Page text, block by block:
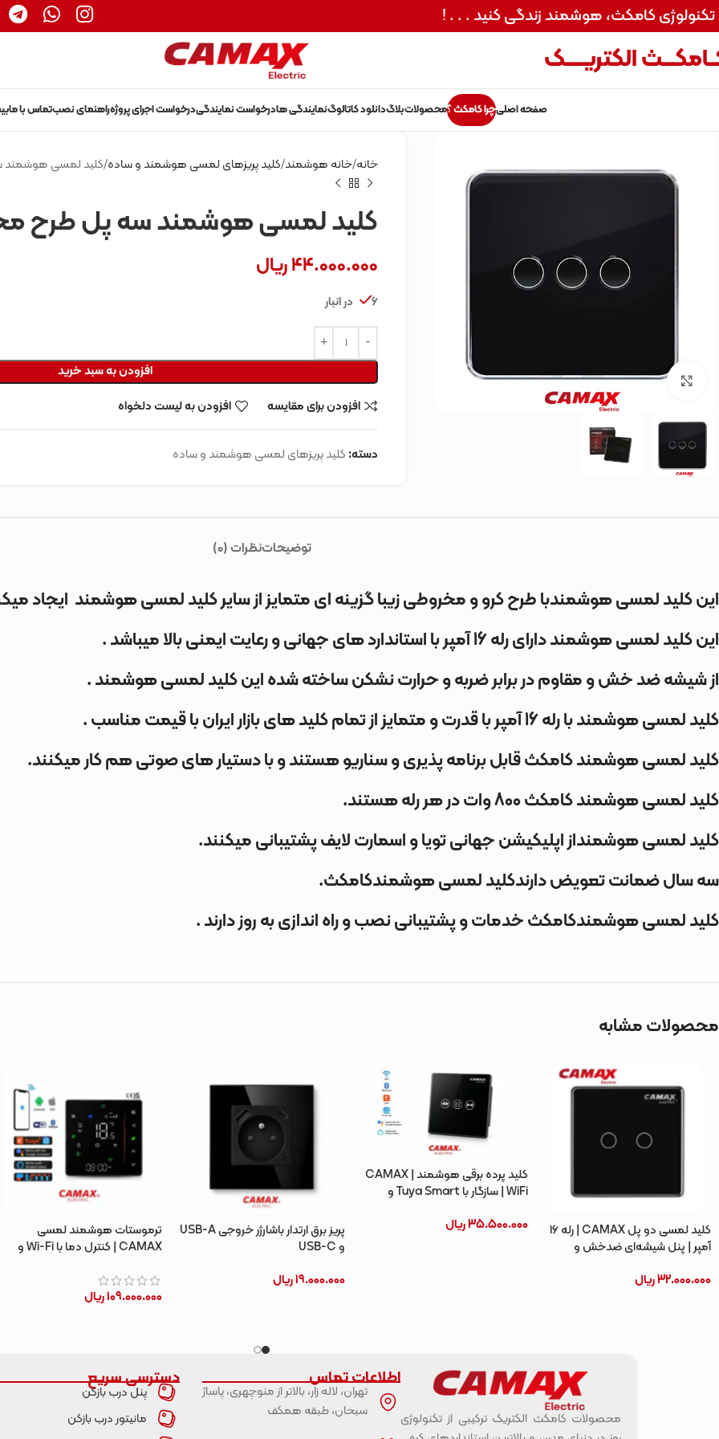
تکنولوژی کامکث، هوشمند زندگی کنید . . . !
الکتریــــــک
صفحه اصلیچرا کامکث ؟محصولاتبلاگدانلود کاتالوگنمایندگی هادرخواست نمایندگیدرخواست اجرای پروژهراهنمای نصبتماس با ما
برای بزرگنمایی کلیک کنید
خانه خانه هوشمند کلید پریزهای لمسی هوشمند و ساده کلید لمسی
کلید لمسی هوشمند سه پل طرح
44.000.000ریال
6 در انبار
افزودن به سبد خرید
افزودن برای مقایسه
افزودن به لیست دلخواه
دسته: کلید پریزهای لمسی هوشمند و ساده
توضیحاتنظرات (0)
این کلید لمسی هوشمندبا طرح کرو و مخروطی زیبا گزینه ای متمایز از سایر کلید لمسی هوشمند ایجاد
این کلید لمسی هوشمند دارای رله 16 آمپر با استاندارد های جهانی و رعایت ایمنی بالا میباشد .
از شیشه ضد خش و مقاوم در برابر ضربه و حرارت نشکن ساخته شده این کلید لمسی هوشمند .
کلید لمسی هوشمند با رله 16 آمپر با قدرت و متمایز از تمام کلید های بازار ایران با قیمت مناسب .
کلید لمسی هوشمند کامکث قابل برنامه پذیری و سناریو هستند و با دستیار های صوتی هم کار میکنند.
کلید لمسی هوشمند کامکث 800 وات در هر رله هستند.
کلید لمسی هوشمنداز اپلیکیشن جهانی تویا و اسمارت لایف پشتیبانی میکنند.
سه سال ضمانت تعویض دارندکلید لمسی هوشمندکامکث.
کلید لمسی هوشمندکامکث خدمات و پشتیبانی نصب و راه اندازی به روز دارند .
محصولات مشابه
کلید لمسی دو پل CAMAX | رله ۱۶
آمپر | پنل شیشه‌ای ضدخش و
32.000.000ریال
کلید پرده برقی هوشمند CAMAX |
WiFi | سازگار با Tuya Smart و
35.500.000ریال
پریز برق ارتدار باشارژر خروجی USB-A
و USB-C
19.000.000ریال
ترموستات هوشمند لمسی
CAMAX | کنترل دما با Wi-Fi و
109.000.000ریال
محصولات کامکث الکتریک ترکیبی از تکنولوژی
اطلاعات تماس
تهران، لاله زار، بالاتر از منوچهری، پاساژ
سبحان، طبقه همکف
دسترسی سریع
پنل درب بازکن
مانیتور درب بازکن